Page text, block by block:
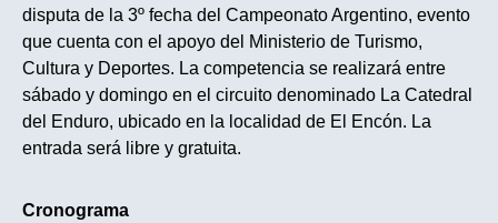
disputa de la 3º fecha del Campeonato Argentino, evento
que cuenta con el apoyo del Ministerio de Turismo,
Cultura y Deportes. La competencia se realizará entre
sábado y domingo en el circuito denominado La Catedral
del Enduro, ubicado en la localidad de El Encón. La
entrada será libre y gratuita.
Cronograma